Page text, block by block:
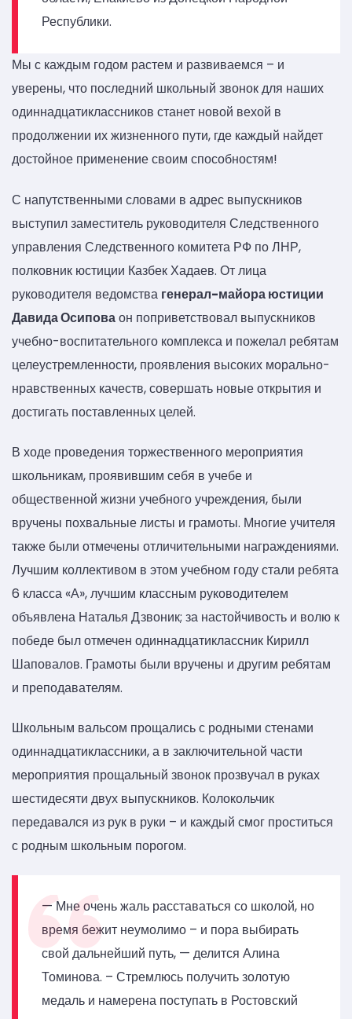
Республики.
Мы с каждым годом растем и развиваемся – и
уверены, что последний школьный звонок для наших
одиннадцатиклассников станет новой вехой в
продолжении их жизненного пути, где каждый найдет
достойное применение своим способностям!
С напутственными словами в адрес выпускников
выступил заместитель руководителя Следственного
управления Следственного комитета РФ по ЛНР,
полковник юстиции Казбек Хадаев. От лица
руководителя ведомства генерал-майора юстиции
Давида Осиповаон поприветствовал выпускников
учебно-воспитательного комплекса и пожелал ребятам
целеустремленности, проявления высоких морально-
нравственных качеств, совершать новые открытия и
достигать поставленных целей.
В ходе проведения торжественного мероприятия
школьникам, проявившим себя в учебе и
общественной жизни учебного учреждения, были
вручены похвальные листы и грамоты. Многие учителя
также были отмечены отличительными награждениями.
Лучшим коллективом в этом учебном году стали ребята
6 класса «А», лучшим классным руководителем
объявлена Наталья Дзвоник; за настойчивость и волю к
победе был отмечен одиннадцатиклассник Кирилл
Шаповалов. Грамоты были вручены и другим ребятам
и преподавателям.
Школьным вальсом прощались с родными стенами
одиннадцатиклассники, а в заключительной части
мероприятия прощальный звонок прозвучал в руках
шестидесяти двух выпускников. Колокольчик
передавался из рук в руки – и каждый смог проститься
с родным школьным порогом.
— Мне очень жаль расставаться со школой, но
время бежит неумолимо – и пора выбирать
свой дальнейший путь, — делится Алина
Томинова. – Стремлюсь получить золотую
медаль и намерена поступать в Ростовский